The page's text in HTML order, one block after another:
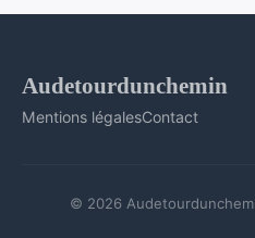
Audetourdunchemin
Mentions légalesContact
© 2026